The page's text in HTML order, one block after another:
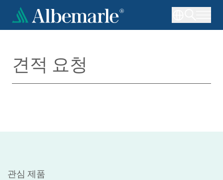
콘
견적 요청
관심 제품